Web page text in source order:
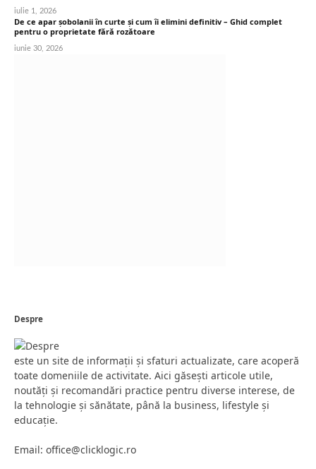
iulie 1, 2026
De ce apar șobolanii în curte și cum îi elimini definitiv – Ghid complet
pentru o proprietate fără rozătoare
iunie 30, 2026
Despre
este un site de informații și sfaturi actualizate, care acoperă
toate domeniile de activitate. Aici găsești articole utile,
noutăți și recomandări practice pentru diverse interese, de
la tehnologie și sănătate, până la business, lifestyle și
educație.
Email: office@clicklogic.ro